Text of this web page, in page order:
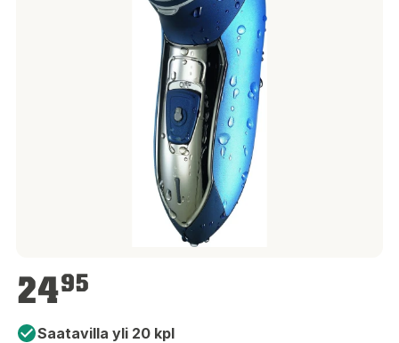
2495
Saatavilla yli 20 kpl